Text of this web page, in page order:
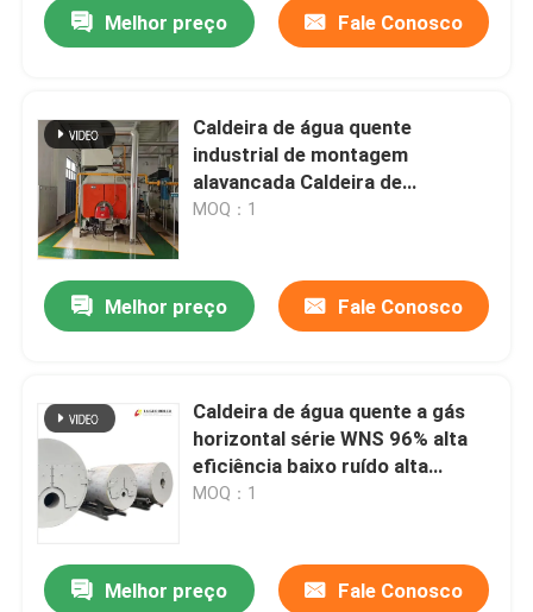
Melhor preço Fale Conosco
Caldeira de água quente
industrial de montagem
alavancada Caldeira de
aquecimento de água quente
MOQ：1
Melhor preço Fale Conosco
Caldeira de água quente a gás
horizontal série WNS 96% alta
eficiência baixo ruído alta
segurança
MOQ：1
Melhor preço Fale Conosco